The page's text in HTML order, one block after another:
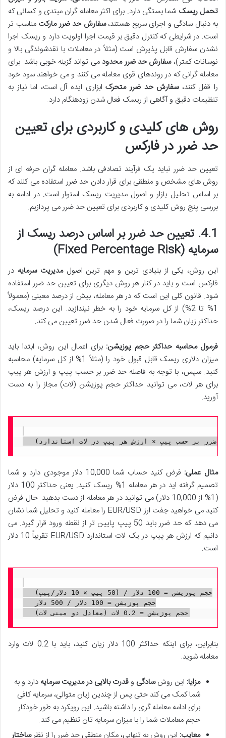
تحمل ریسک شما بستگی دارد. برای اکثر معامله گران مبتدی و کسانی که
به دنبال سادگی و اجرای سریع هستند،سفارش حد ضرر مارکت مناسب تر
است. در شرایطی که کنترل دقیق بر قیمت اجرا اولویت دارد و ریسک اجرا
نشدن سفارش قابل پذیرش است (مثلاً در معاملات با نقدشوندگی بالا و
نوسانات کمتر)،سفارش حد ضرر محدود می تواند گزینه خوبی باشد. برای
معامله گرانی که در روندهای قوی معامله می کنند و می خواهند سود خود
را قفل کنند،سفارش حد ضرر متحرکابزاری ایده آل است، اما نیاز به
تنظیمات دقیق و آگاهی از ریسک فعال شدن زودهنگام دارد.
روش های کلیدی و کاربردی برای تعیین
حد ضرر در فارکس
تعیین حد ضرر نباید یک فرآیند تصادفی باشد. معامله گران حرفه ای از
روش های مشخص و منطقی برای قرار دادن حد ضرر استفاده می کنند که
بر اساس تحلیل بازار و اصول مدیریت ریسک استوار است. در ادامه به
بررسی پنج روش کلیدی و کاربردی برای تعیین حد ضرر می پردازیم.
4.1. تعیین حد ضرر بر اساس درصد ریسک از
سرمایه (Fixed Percentage Risk)
این روش، یکی از بنیادی ترین و مهم ترین اصولمدیریت سرمایه در
فارکس است و باید در کنار هر روش دیگری برای تعیین حد ضرر استفاده
شود. قانون کلی این است که در هر معامله، بیش از درصد معینی (معمولاً
1% تا 2%) از کل سرمایه خود را به خطر نیندازید. این درصد ریسک،
حداکثر زیان شما را در صورت فعال شدن حد ضرر تعیین می کند.
فرمول محاسبه حداکثر حجم پوزیشن: برای اعمال این روش، ابتدا باید
میزان دلاری ریسک قابل قبول خود را (مثلاً 1% از کل سرمایه) محاسبه
کنید. سپس، با توجه به فاصله حد ضرر بر حسب پیپ و ارزش هر پیپ
برای هر لات، می توانید حداکثر حجم پوزیشن (لات) مجاز را به دست
آورید.
مثال عملی:
فرض کنید حساب شما 10,000 دلار موجودی دارد و شما
تصمیم گرفته اید در هر معامله 1% ریسک کنید. یعنی حداکثر 100 دلار
(1% از 10,000 دلار) می توانید در هر معامله از دست بدهید. حال فرض
کنید می خواهید جفت ارز EUR/USD را معامله کنید و تحلیل شما نشان
می دهد که حد ضرر باید 50 پیپ پایین تر از نقطه ورود قرار گیرد. می
دانیم که ارزش هر پیپ در یک لات استاندارد EUR/USD تقریباً 10 دلار
است.
بنابراین، برای اینکه حداکثر 100 دلار زیان کنید، باید با 0.2 لات وارد
معامله شوید.
مزایا: این روشسادگی وقدرت بالایی در مدیریت سرمایه دارد و به
شما کمک می کند حتی پس از چندین زیان متوالی، سرمایه کافی
برای ادامه معامله گری را داشته باشید. این رویکرد به طور خودکار
حجم معاملات شما را با میزان سرمایه تان تنظیم می کند.
معایب: این روش به تنهایی، مکان منطقی حد ضرر را از نظرساختار